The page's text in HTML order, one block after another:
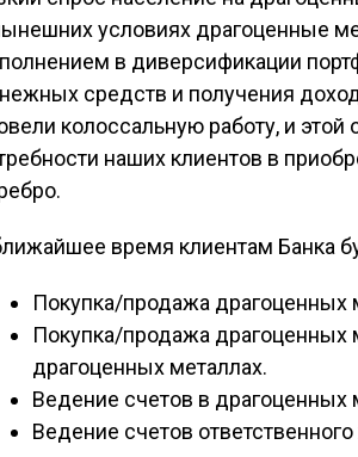
условиях драгоценные
в диверсификации
средств и получения
колоссальную работу, и
наших клиентов в
время клиентам Банка
Покупка/продажа драгоценных
Покупка/продажа драгоценных
драгоценных металлах.
Ведение счетов в драгоценных
Ведение счетов